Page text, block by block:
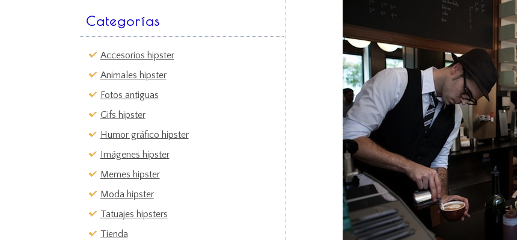
Categorías
Accesorios hipster
Animales hipster
Fotos antiguas
Gifs hipster
Humor gráfico hipster
Imágenes hipster
Memes hipster
Moda hipster
Tatuajes hipsters
Tienda